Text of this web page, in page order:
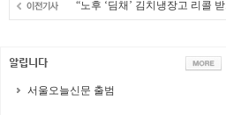
“노후 ‘딤채’ 김치냉장고 리콜
서울오늘신문 출범